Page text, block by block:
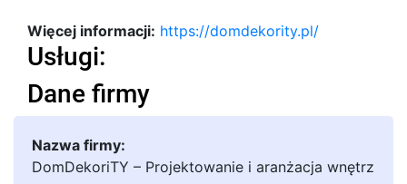
Więcej informacji: https://domdekority.pl/
Usługi:
Dane firmy
Nazwa firmy:
DomDekoriTY – Projektowanie i aranżacja wnętrz